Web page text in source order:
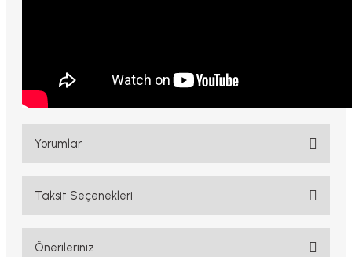
Yorumlar
Bu ürüne ilk yorumu siz yapın!
Taksit Seçenekleri
Önerileriniz